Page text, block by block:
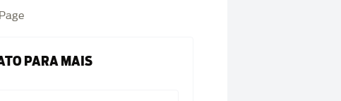
PARA MAIS